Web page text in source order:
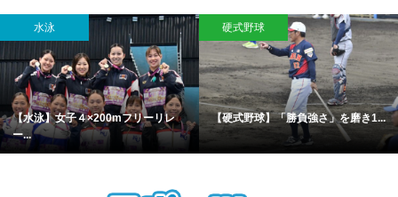
水泳
【水泳】女子４×200mフリーリレ
ー...
硬式野球
【硬式野球】「勝負強さ」を磨き1...